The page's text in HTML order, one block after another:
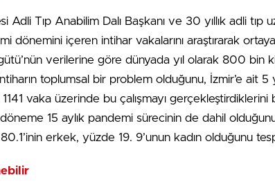
Adli Tıp Anabilim Dalı Başkanı ve 30 yıllık adli tıp
dönemini içeren intihar vakalarını araştırarak
verilerine göre dünyada yıl olarak 800 bin
toplumsal bir problem olduğunu, İzmir’e ait 5
vaka üzerinde bu çalışmayı gerçekleştirdiklerini
döneme 15 aylık pandemi sürecinin de dahil
erkek, yüzde 19. 9’unun kadın olduğunu